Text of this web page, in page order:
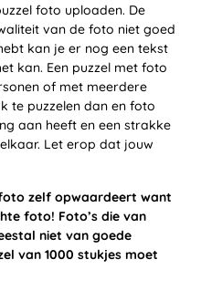
foto uploaden. De
van de foto niet goed
kan je er nog een tekst
kan. Een puzzel met foto
of met meerdere
te puzzelen dan en foto
aan heeft en een strakke
Let erop dat jouw
zelf opwaardeert want
foto! Foto’s die van
niet van goede
van 1000 stukjes moet